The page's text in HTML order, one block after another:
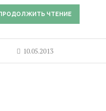
ЧТЕНИЕ
10.05.2013